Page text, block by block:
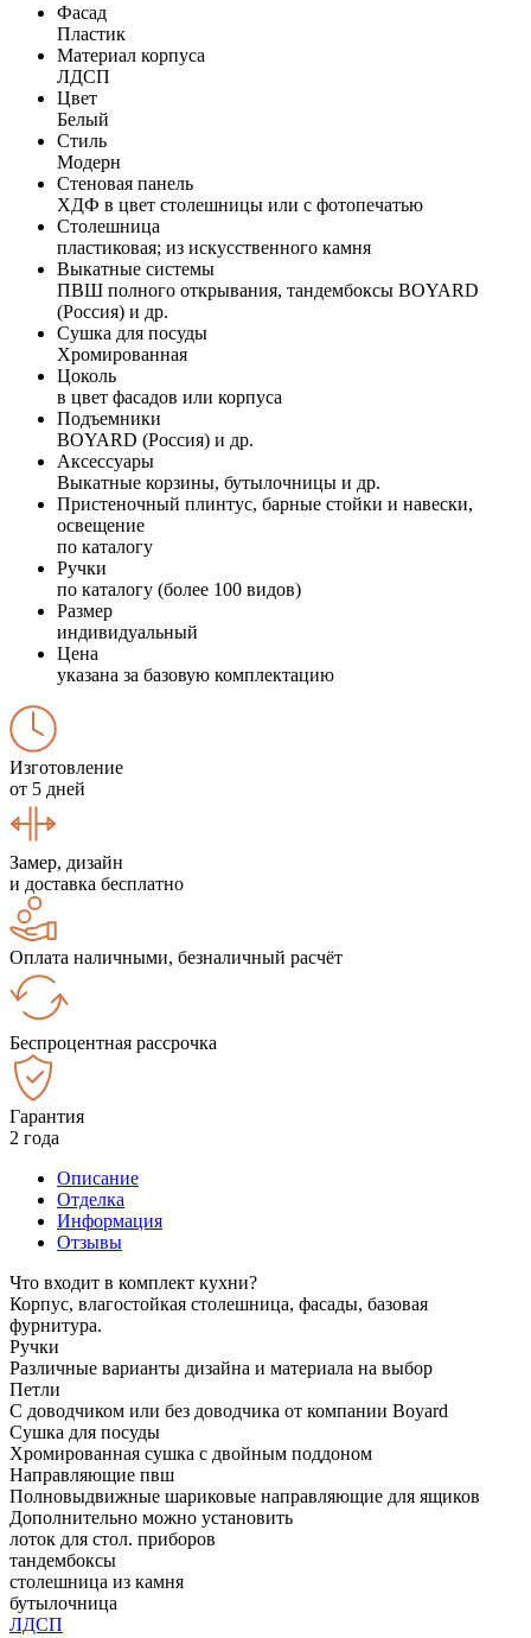
Фасад
Пластик
Материал корпуса
ЛДСП
Цвет
Белый
Стиль
Модерн
Стеновая панель
ХДФ в цвет столешницы или с фотопечатью
Столешница
пластиковая; из искусственного камня
Выкатные системы
ПВШ полного открывания, тандембоксы BOYARD
(Россия) и др.
Сушка для посуды
Хромированная
Цоколь
в цвет фасадов или корпуса
Подъемники
BOYARD (Россия) и др.
Аксессуары
Выкатные корзины, бутылочницы и др.
Пристеночный плинтус, барные стойки и навески,
освещение
по каталогу
Ручки
по каталогу (более 100 видов)
Размер
индивидуальный
Цена
указана за базовую комплектацию
Изготовление
от 5 дней
Замер, дизайн
и доставка бесплатно
Оплата наличными, безналичный расчёт
Беспроцентная рассрочка
Гарантия
2 года
Описание
Отделка
Информация
Отзывы
Что входит в комплект кухни?
Корпус, влагостойкая столешница, фасады, базовая
фурнитура.
Ручки
Различные варианты дизайна и материала на выбор
Петли
С доводчиком или без доводчика от компании Boyard
Сушка для посуды
Хромированная сушка с двойным поддоном
Направляющие пвш
Полновыдвижные шариковые направляющие для ящиков
Дополнительно можно установить
лоток для стол. приборов
тандембоксы
столешница из камня
бутылочница
ЛДСП